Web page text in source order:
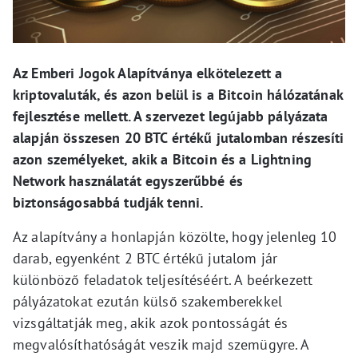
Az Emberi Jogok Alapítványa elkötelezett a
kriptovaluták, és azon belül is a Bitcoin hálózatának
fejlesztése mellett. A szervezet legújabb pályázata
alapján összesen 20 BTC értékű jutalomban részesíti
azon személyeket, akik a Bitcoin és a Lightning
Network használatát egyszerűbbé és
biztonságosabbá tudják tenni.
Az alapítvány a honlapján közölte, hogy jelenleg 10
darab, egyenként 2 BTC értékű jutalom jár
különböző feladatok teljesítéséért. A beérkezett
pályázatokat ezután külső szakemberekkel
vizsgáltatják meg, akik azok pontosságát és
megvalósíthatóságát veszik majd szemügyre. A